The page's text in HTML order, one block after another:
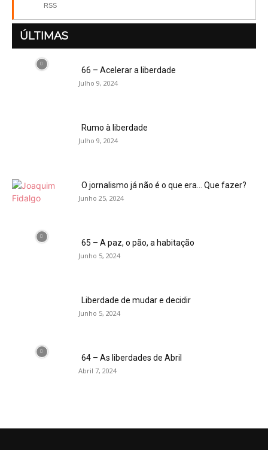
RSS
ÚLTIMAS
66 – Acelerar a liberdade
Julho 9, 2024
Rumo à liberdade
Julho 9, 2024
O jornalismo já não é o que era… Que fazer?
Junho 25, 2024
65 – A paz, o pão, a habitação
Junho 5, 2024
Liberdade de mudar e decidir
Junho 5, 2024
64 – As liberdades de Abril
Abril 7, 2024